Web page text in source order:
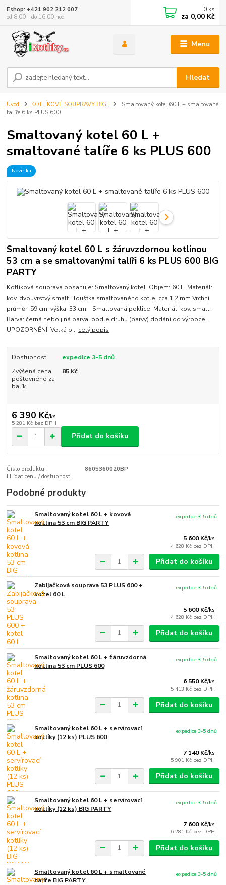
Menu
Hledat
Eshop: +421 902 212 007
od 8:00 - do 16:00 hod
0 ks
za 0,00 Kč
Úvod KOTLÍKOVÉ SOUPRAVY BIG
Smaltovaný kotel 60 L + smaltované
talíře 6 ks PLUS 600
Smaltovaný kotel 60 L +
smaltované talíře 6 ks PLUS 600
Novinka
Smaltovaný kotel 60 L s žáruvzdornou kotlinou
53 cm a se smaltovanými talíři 6 ks PLUS 600 BIG
PARTY
Kotlíková souprava obsahuje: Smaltovaný kotel. Objem: 60 L. Materiál:
kov, dvouvrstvý smalt Tloušťka smaltovaného kotle: cca 1,2 mm Vrchní
průměr: 59 cm, výška: 33 cm. Smaltovaná poklice. Materiál: kov, smalt.
Barva: černá nebo jiná barva, podle druhu (barvy) dodání od výrobce.
UPOZORNĚNÍ: Velká p... celý popis
Dostupnost
expedice 3-5 dnů
Zvýšená cena
poštovného za
balík
85 Kč
6 390 Kč/ks
5 281 Kč bez DPH
Přidat do košíku
Číslo produktu:
8605360020BP
Hlídat cenu / dostupnost
Podobné produkty
Smaltovaný kotel 60 L + kovová
kotlina 53 cm BIG PARTY
5 600 Kč/ks
4 628 Kč bez DPH
expedice 3-5 dnů
Přidat do košíku
Zabijačková souprava 53 PLUS 600 +
kotel 60 L
5 600 Kč/ks
4 628 Kč bez DPH
expedice 3-5 dnů
Přidat do košíku
Smaltovaný kotel 60 L + žáruvzdorná
kotlina 53 cm PLUS 600
6 550 Kč/ks
5 413 Kč bez DPH
expedice 3-5 dnů
Přidat do košíku
Smaltovaný kotel 60 L + servírovací
kotlíky (12 ks) PLUS 600
7 140 Kč/ks
5 901 Kč bez DPH
expedice 3-5 dnů
Přidat do košíku
Smaltovaný kotel 60 L + servírovací
kotlíky (12 ks) BIG PARTY
7 600 Kč/ks
6 281 Kč bez DPH
expedice 3-5 dnů
Přidat do košíku
Smaltovaný kotel 60 L + smaltované
talíře BIG PARTY
expedice 3-5 dnů